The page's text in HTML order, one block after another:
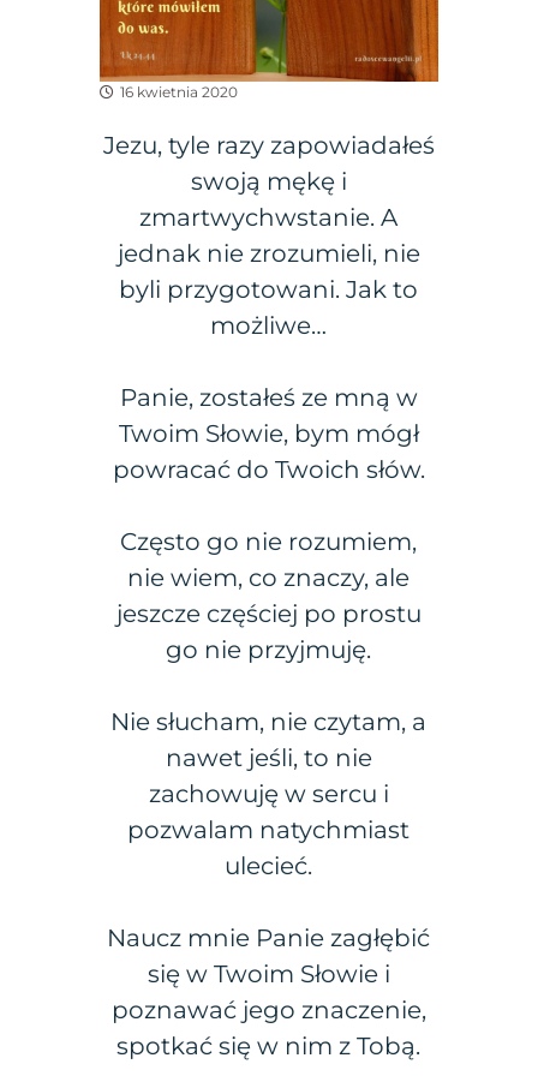
16 kwietnia 2020
Jezu, tyle razy zapowiadałeś
swoją mękę i
zmartwychwstanie. A
jednak nie zrozumieli, nie
byli przygotowani. Jak to
możliwe…
Panie, zostałeś ze mną w
Twoim Słowie, bym mógł
powracać do Twoich słów.
Często go nie rozumiem,
nie wiem, co znaczy, ale
jeszcze częściej po prostu
go nie przyjmuję.
Nie słucham, nie czytam, a
nawet jeśli, to nie
zachowuję w sercu i
pozwalam natychmiast
ulecieć.
Naucz mnie Panie zagłębić
się w Twoim Słowie i
poznawać jego znaczenie,
spotkać się w nim z Tobą.